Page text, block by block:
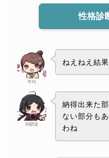
性格診
平均
ねえねえ結
幼馴染
納得出来た
ない部分も
わね